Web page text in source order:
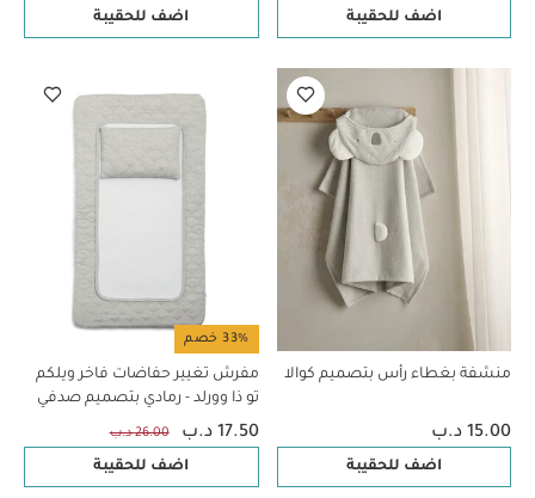
اضف للحقيبة اضف للحقيبة
منشفة بغطاء رأس بتصميم كوالا
15.00 د.ب
اضف للحقيبة
33% خصم
مفرش تغيير حفاضات فاخر ويلكم
تو ذا وورلد - رمادي بتصميم صدفي
17.50 د.ب 26.00 د.ب
اضف للحقيبة